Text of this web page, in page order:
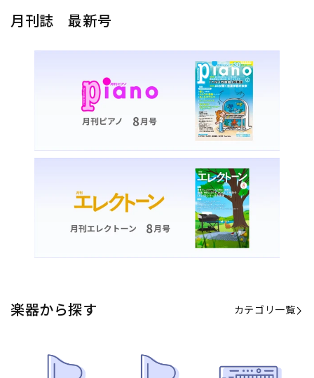
カテゴリ一覧